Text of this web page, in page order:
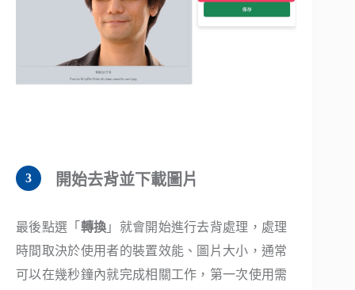
開始去背並下載圖片
最後點選「 轉換 」就會開始進行去背處理，處理
時間取決於使用者的裝置效能、圖片大小，通常
可以在幾秒鐘內就完成相關工作，第一次使用需